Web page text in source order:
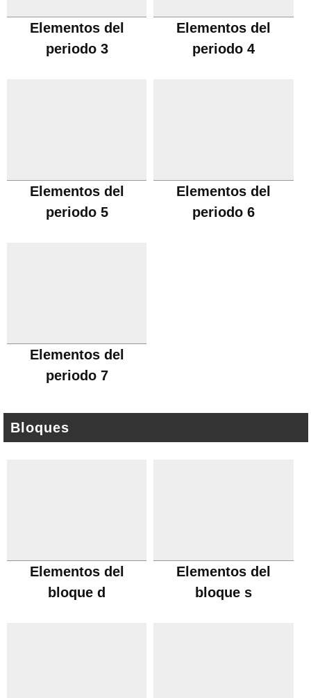
Elementos del
periodo 3
Elementos del
periodo 4
Elementos del
periodo 5
Elementos del
periodo 6
Elementos del
periodo 7
Bloques
Elementos del
bloque d
Elementos del
bloque s